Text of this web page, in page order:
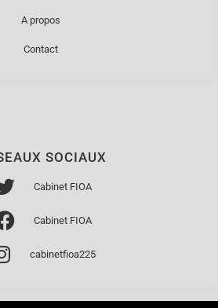
SOCIAUX
Cabinet FIOA
Cabinet FIOA
cabinetfioa225
A propos
Contact